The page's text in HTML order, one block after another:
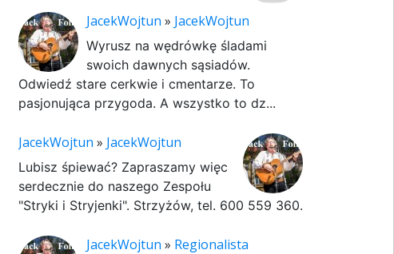
JacekWojtun » JacekWojtun
Wyrusz na wędrówkę śladami
swoich dawnych sąsiadów.
Odwiedź stare cerkwie i cmentarze. To
pasjonująca przygoda. A wszystko to dz...
JacekWojtun » JacekWojtun
Lubisz śpiewać? Zapraszamy więc
serdecznie do naszego Zespołu
"Stryki i Stryjenki". Strzyżów, tel. 600 559 360.
JacekWojtun » Regionalista